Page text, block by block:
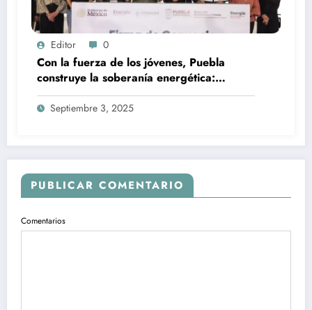
Editor 0
Con la fuerza de los jóvenes, Puebla
construye la soberanía energética:
Armenta
Septiembre 3, 2025
PUBLICAR COMENTARIO
Comentarios